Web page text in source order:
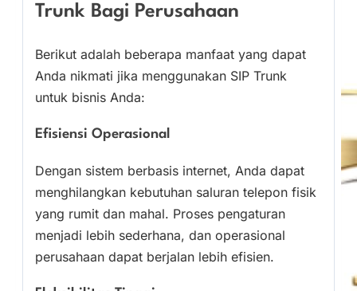
Trunk Bagi Perusahaan
Berikut adalah beberapa manfaat yang dapat
Anda nikmati jika menggunakan SIP Trunk
untuk bisnis Anda:
Efisiensi Operasional
Dengan sistem berbasis internet, Anda dapat
menghilangkan kebutuhan saluran telepon fisik
yang rumit dan mahal. Proses pengaturan
menjadi lebih sederhana, dan operasional
perusahaan dapat berjalan lebih efisien.